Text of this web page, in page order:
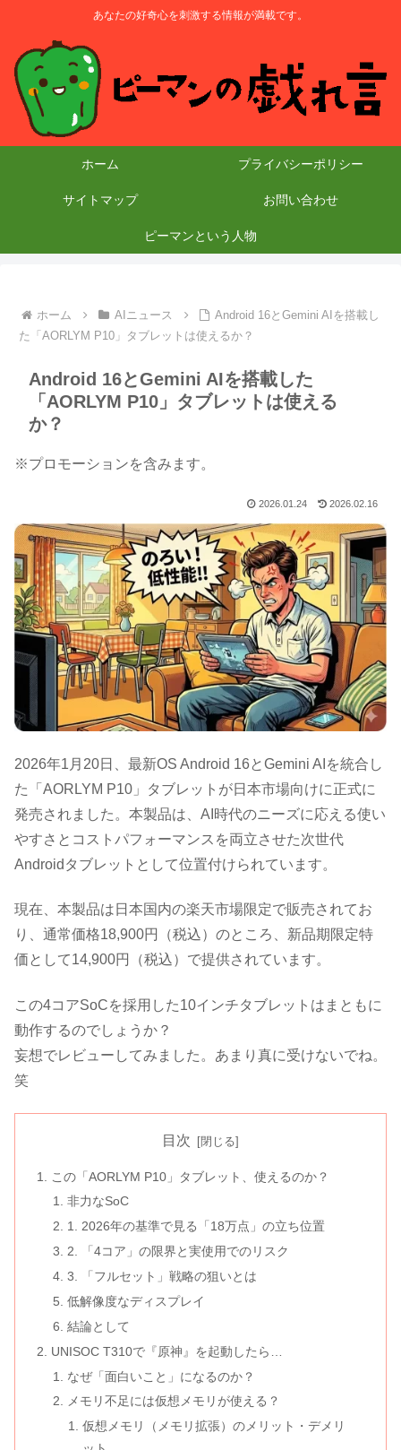
あなたの好奇心を刺激する情報が満載です。
ホーム プライバシーポリシー
サイトマップ お問い合わせ
ピーマンという人物
ホーム AIニュース
Android 16とGemini AIを搭載し
た「AORLYM P10」タブレットは使えるか？
Android 16とGemini AIを搭載した
「AORLYM P10」タブレットは使える
か？
※プロモーションを含みます。
2026.01.24 2026.02.16
2026年1月20日、最新OS Android 16とGemini AIを統合し
た「AORLYM P10」タブレットが日本市場向けに正式に
発売されました。本製品は、AI時代のニーズに応える使い
やすさとコストパフォーマンスを両立させた次世代
Androidタブレットとして位置付けられています。
現在、本製品は日本国内の楽天市場限定で販売されてお
り、通常価格18,900円（税込）のところ、新品期限定特
価として14,900円（税込）で提供されています。
この4コアSoCを採用した10インチタブレットはまともに
動作するのでしょうか？
妄想でレビューしてみました。あまり真に受けないでね。
笑
目次
この「AORLYM P10」タブレット、使えるのか？
非力なSoC
1. 2026年の基準で見る「18万点」の立ち位置
2. 「4コア」の限界と実使用でのリスク
3. 「フルセット」戦略の狙いとは
低解像度なディスプレイ
結論として
UNISOC T310で『原神』を起動したら…
なぜ「面白いこと」になるのか？
メモリ不足には仮想メモリが使える？
仮想メモリ（メモリ拡張）のメリット・デメリ